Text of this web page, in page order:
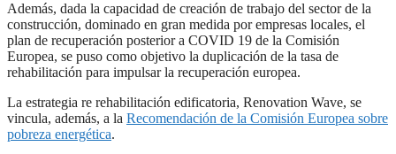
Además, dada la capacidad de creación de trabajo del sector de la
construcción, dominado en gran medida por empresas locales, el
plan de recuperación posterior a COVID 19 de la Comisión
Europea, se puso como objetivo la duplicación de la tasa de
rehabilitación para impulsar la recuperación europea.
La estrategia re rehabilitación edificatoria, Renovation Wave, se
vincula, además, a la Recomendación de la Comisión Europea sobre
pobreza energética.